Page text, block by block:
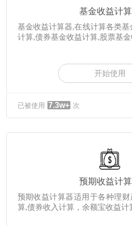
基金收益计
基金收益计算器,在线计算各类
计算,债券基金收益计算,股票基
开始使用
已被使用 7.3w+ 次
预期收益计
预期收益计算器适用于各种理
算,债券收入计算，余额宝收益计